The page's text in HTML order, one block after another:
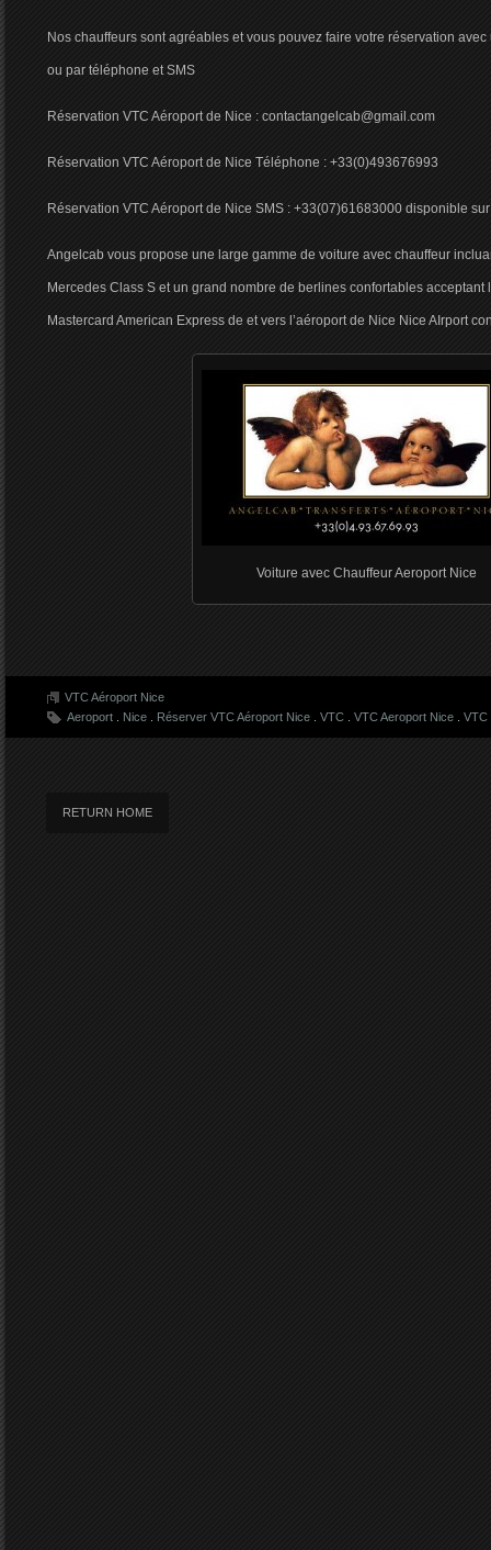
Nos chauffeurs sont agréables et vous pouvez faire votre réservation
ou par téléphone et SMS
Réservation VTC Aéroport de Nice : contactangelcab@gmail.com
Réservation VTC Aéroport de Nice Téléphone : +33(0)493676993
Réservation VTC Aéroport de Nice SMS : +33(07)61683000 disponible
Angelcab vous propose une large gamme de voiture avec chauffeur
Mercedes Class S et un grand nombre de berlines confortables acceptant
Mastercard American Express de et vers l’aéroport de Nice Nice AIrport
Voiture avec Chauffeur Aeroport Nice
VTC Aéroport Nice
Aeroport
Nice Réserver VTC Aéroport Nice VTC VTC Aeroport Nice VTC
RETURN HOME